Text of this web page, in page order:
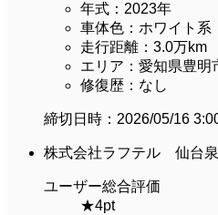
年式： 2023年
車体色： ホワイト系
走行距離： 3.0万km
エリア： 愛知県豊明
修復歴： なし
締切日時： 2026/05/16
株式会社ラフテル 仙台
ユーザー総合評価
★4pt